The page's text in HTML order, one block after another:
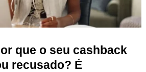
que o seu cashback
recusado? É